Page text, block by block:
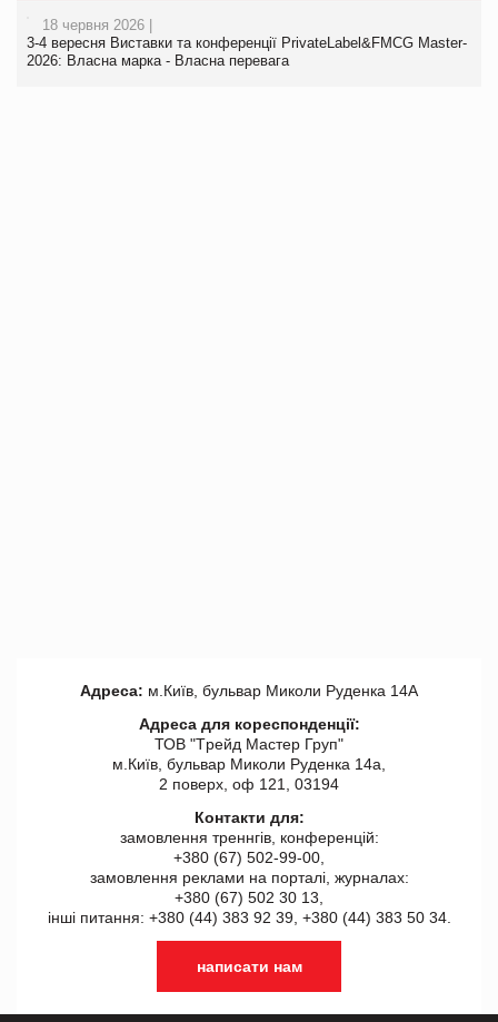
18 червня 2026 |
3-4 вересня Виставки та конференції PrivateLabel&FMCG Master-
2026: Власна марка - Власна перевага
Адреса: м.Київ, бульвар Миколи Руденка 14А
Адреса для кореспонденції:
ТОВ "Tрейд Мастер Груп"
м.Київ, бульвар Миколи Руденка 14а,
2 поверх, оф 121, 03194
Контакти для:
замовлення треннгів, конференцій:
+380 (67) 502-99-00,
замовлення реклами на порталі, журналах:
+380 (67) 502 30 13,
інші питання: +380 (44) 383 92 39, +380 (44) 383 50 34.
написати нам